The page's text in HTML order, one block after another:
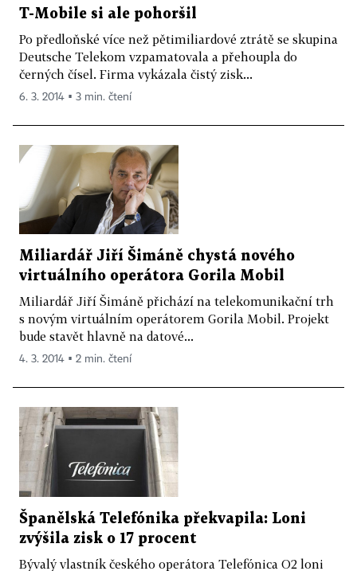
T-Mobile si ale pohoršil
Po předloňské více než pětimiliardové ztrátě se skupina
Deutsche Telekom vzpamatovala a přehoupla do
černých čísel. Firma vykázala čistý zisk...
6. 3. 2014 ▪ 3 min. čtení
Miliardář Jiří Šimáně chystá nového
virtuálního operátora Gorila Mobil
Miliardář Jiří Šimáně přichází na telekomunikační trh
s novým virtuálním operátorem Gorila Mobil. Projekt
bude stavět hlavně na datové...
4. 3. 2014 ▪ 2 min. čtení
Španělská Telefónika překvapila: Loni
zvýšila zisk o 17 procent
Bývalý vlastník českého operátora Telefónica O2 loni